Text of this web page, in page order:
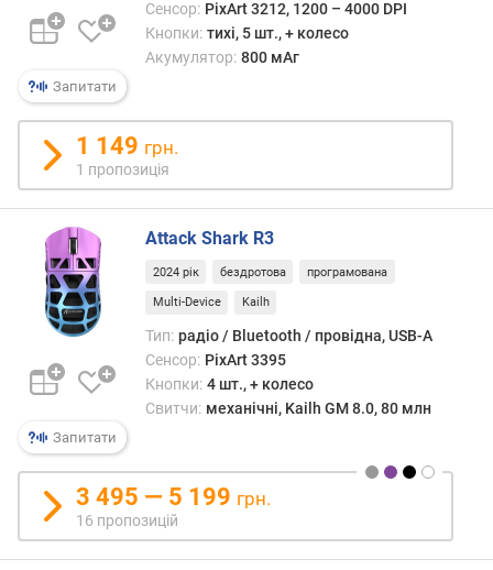
н
к
і
л
ь
к
і
с
т
ь
к
о
п
к
и
п
п
Запитати
Сенсор: PixArt 3212, 1200 – 4000 DPI
Кнопки: тихі, 5 шт., + колесо
Акумулятор: 800 мАг
1 149 грн.
1 пропозиція
Запитати
Attack Shark R3
2024 рік бездротова програмована
Multi-Device Kailh
Тип: радіо / Bluetooth / провідна, USB-A
Сенсор: PixArt 3395
Кнопки: 4 шт., + колесо
Свитчи: механічні, Kailh GM 8.0, 80 млн
3 495 — 5 199 грн.
16 пропозицій